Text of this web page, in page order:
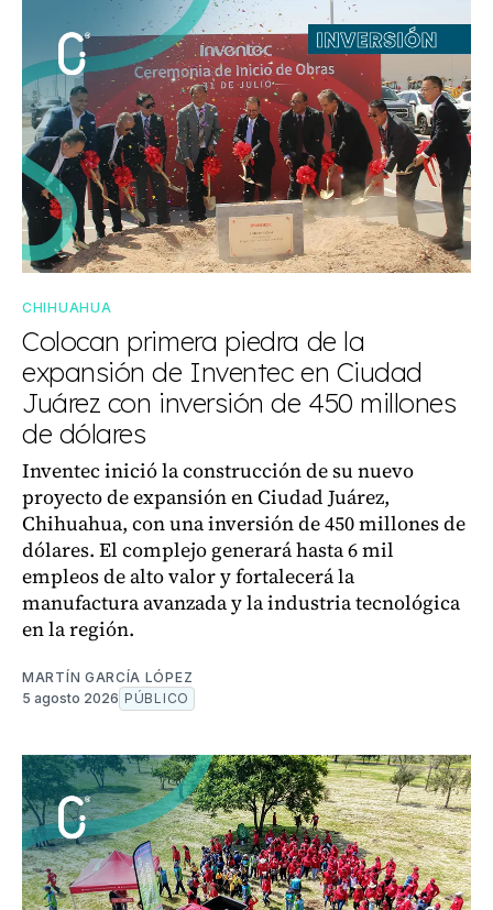
CHIHUAHUA
Colocan primera piedra de la
expansión de Inventec en Ciudad
Juárez con inversión de 450 millones
de dólares
Inventec inició la construcción de su nuevo
proyecto de expansión en Ciudad Juárez,
Chihuahua, con una inversión de 450 millones de
dólares. El complejo generará hasta 6 mil
empleos de alto valor y fortalecerá la
manufactura avanzada y la industria tecnológica
en la región.
MARTÍN GARCÍA LÓPEZ
5 agosto 2026 PÚBLICO